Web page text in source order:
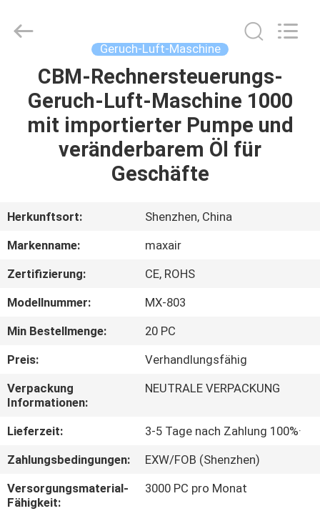
HAUS
PRODUKTE
FABRIK-
QUALITÄTSKONTROLLE
TRETEN
SIE
MIT
UNS
IN
VERBINDUNG
Geruch-Luft-Maschine
CBM-Rechnersteuerungs-
Geruch-Luft-Maschine 1000
mit importierter Pumpe und
veränderbarem Öl für
Geschäfte
Herkunftsort:
Shenzhen, China
Markenname:
maxair
Zertifizierung:
CE, ROHS
Modellnummer:
MX-803
Min Bestellmenge:
20 PC
Preis:
Verhandlungsfähig
Verpackung
Informationen:
NEUTRALE VERPACKUNG
Lieferzeit:
3-5 Tage nach Zahlung 100%·
Zahlungsbedingungen:
EXW/FOB (Shenzhen)
Versorgungsmaterial-
Fähigkeit:
3000 PC pro Monat